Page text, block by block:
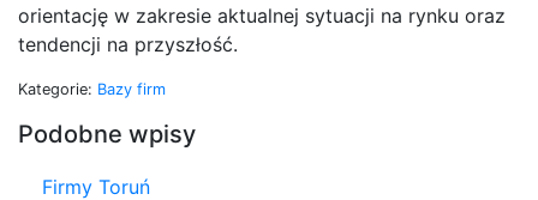
orientację w zakresie aktualnej sytuacji na rynku oraz
tendencji na przyszłość.
Kategorie: Bazy firm
Podobne wpisy
Firmy Toruń